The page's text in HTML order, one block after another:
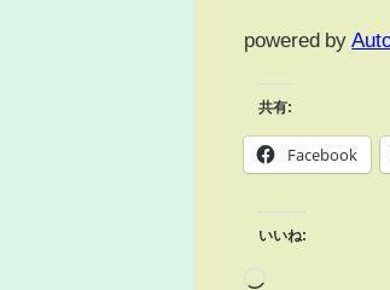
powered by
共有:
Facebook
いいね: